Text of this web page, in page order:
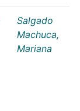
Salgado
Machuca,
Mariana